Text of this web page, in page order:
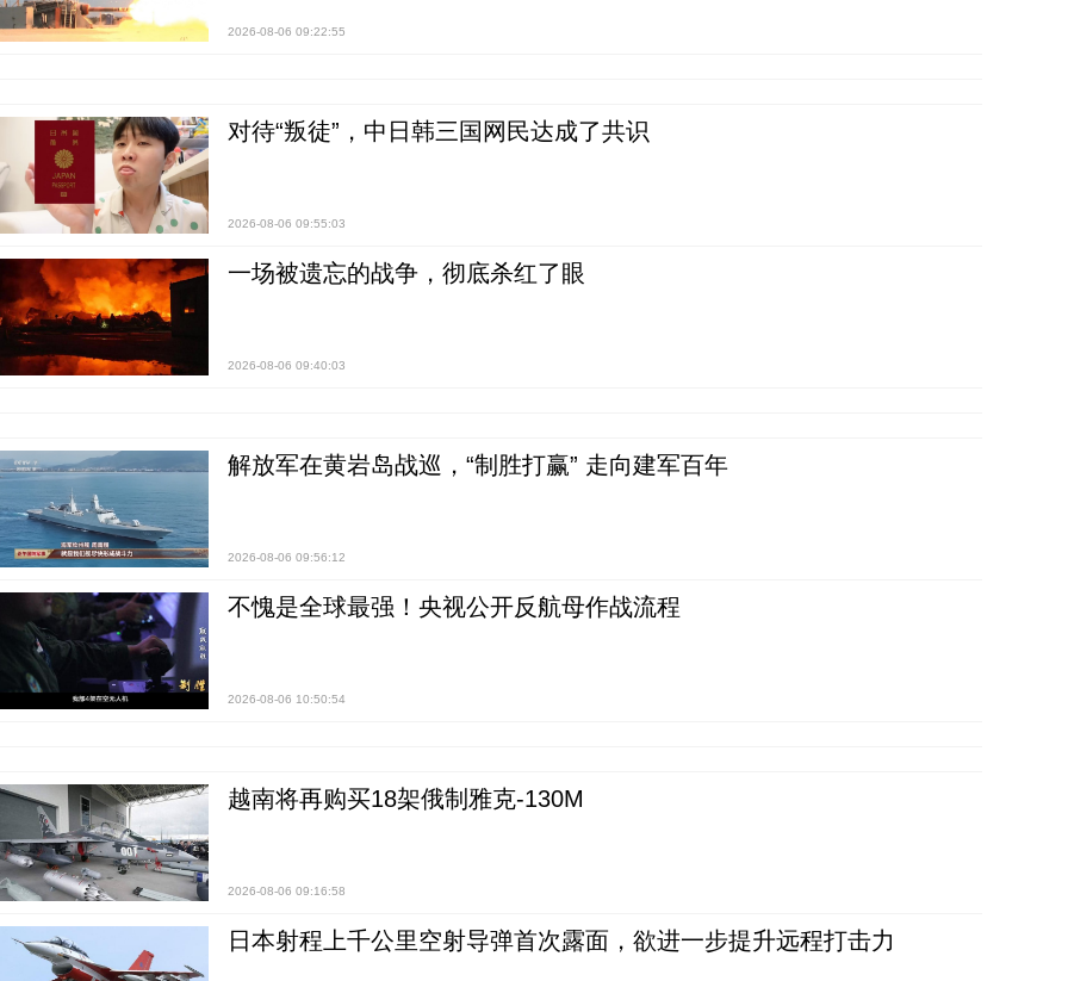
2026-08-06 09:22:55
对待“叛徒”，中日韩三国网民达成了共识
2026-08-06 09:55:03
一场被遗忘的战争，彻底杀红了眼
2026-08-06 09:40:03
解放军在黄岩岛战巡，“制胜打赢” 走向建军百年
2026-08-06 09:56:12
不愧是全球最强！央视公开反航母作战流程
2026-08-06 10:50:54
越南将再购买18架俄制雅克-130M
2026-08-06 09:16:58
日本射程上千公里空射导弹首次露面，欲进一步提升远程打击力